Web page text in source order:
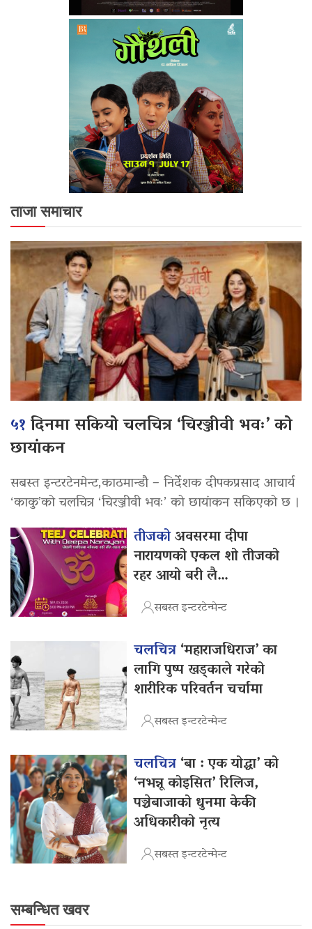
ताजा समाचार
५१दिनमा सकियो चलचित्र ‘चिरञ्जीवी भवः’ को
छायांकन
सबस्त इन्टरटेनमेन्ट,काठमान्डौ – निर्देशक दीपकप्रसाद आचार्य
‘काकु’को चलचित्र ‘चिरञ्जीवी भवः’ को छायांकन सकिएको छ ।
तीजकोअवसरमा दीपा
नारायणको एकल शो तीजको
रहर आयो बरी लै…
सबस्त इन्टरटेन्मेन्ट
चलचित्र‘महाराजधिराज’ का
लागि पुष्प खड्काले गरेको
शारीरिक परिवर्तन चर्चामा
सबस्त इन्टरटेन्मेन्ट
चलचित्र‘बा : एक योद्धा’ को
‘नभन्नू कोइसित’ रिलिज,
पञ्चेबाजाको धुनमा केकी
अधिकारीको नृत्य
सबस्त इन्टरटेन्मेन्ट
सम्बन्धित खवर